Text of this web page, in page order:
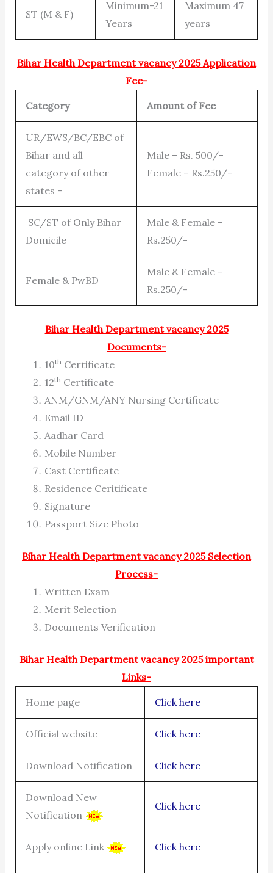
ST (M & F)
Minimum-21
Years
Maximum 47
years
Bihar Health Department vacancy 2025 Application
Fee-
Category Amount of Fee
UR/EWS/BC/EBC of
Bihar and all
category of other
states –
Male – Rs. 500/-
Female – Rs.250/-
SC/ST of Only Bihar
Domicile
Male & Female –
Rs.250/-
Female & PwBD
Male & Female –
Rs.250/-
Bihar Health Department vacancy 2025
Documents-
10thCertificate
12thCertificate
ANM/GNM/ANY Nursing Certificate
Email ID
Aadhar Card
Mobile Number
Cast Certificate
Residence Ceritificate
Signature
Passport Size Photo
Bihar Health Department vacancy 2025 Selection
Process-
Written Exam
Merit Selection
Documents Verification
Bihar Health Department vacancy 2025 important
Links-
Home page Click here
Official website Click here
Download Notification Click here
Download New
Notification
Click here
Apply online Link Click here